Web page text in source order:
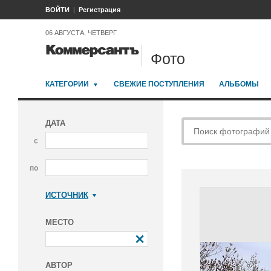
ВОЙТИ Регистрация
06 АВГУСТА, ЧЕТВЕРГ
Фото
КАТЕГОРИИ СВЕЖИЕ ПОСТУПЛЕНИЯ АЛЬБОМЫ
ДАТА
с
по
ИСТОЧНИК
МЕСТО
АВТОР